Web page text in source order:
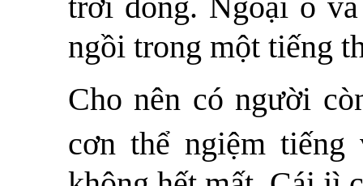
ngồi trong một tiếng
Cho nên có người
cơn thể ngiệm